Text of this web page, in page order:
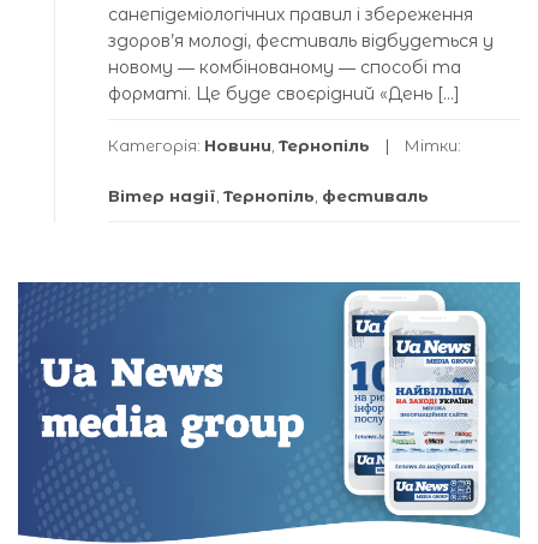
санепідеміологічних правил і збереження
здоров’я молоді, фестиваль відбудеться у
новому ― комбінованому ― способі та
форматі. Це буде своєрідний «День […]
Категорія: Новини Тернопіль Мітки:
Вітер надії Тернопіль фестиваль